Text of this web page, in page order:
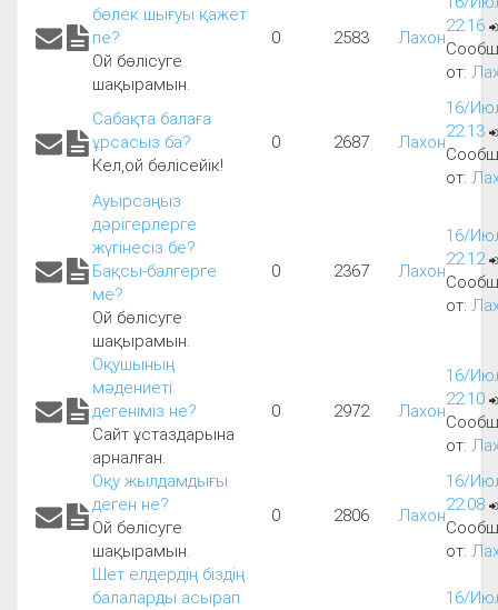
бөлек шығуы қажет
пе?
Ой бөлісуге
шақырамын.
0 2583 Лахон
22:16
от:
Сабақта балаға
ұрсасыз ба?
Кел,ой бөлісейік!
0 2687 Лахон
16/
22:13
от:
Ауырсаңыз
дәрігерлерге
жүгінесіз бе?
Бақсы-балгерге
ме?
Ой бөлісуге
шақырамын.
0 2367 Лахон
16/
22:12
от:
Оқушының
мәдениеті
дегеніміз не?
Сайт ұстаздарына
арналған.
0 2972 Лахон
16/
22:10
от:
Оқу жылдамдығы
деген не?
Ой бөлісуге
шақырамын.
0 2806 Лахон
16/
22:08
от:
Шет елдердің біздің
балаларды асырап
16/